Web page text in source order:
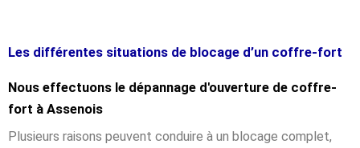
Les différentes situations de blocage d’un coffre-fort
Nous effectuons le dépannage d'ouverture de coffre-
fort à Assenois
Plusieurs raisons peuvent conduire à un blocage complet,